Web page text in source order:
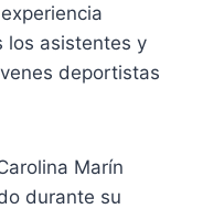
los asistentes y
deportistas
Marín
durante su